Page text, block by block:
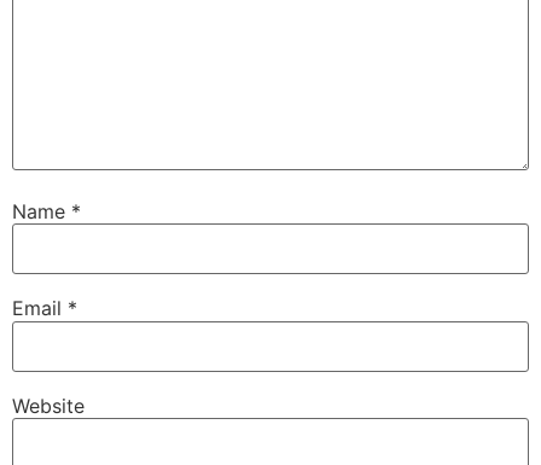
Name *
Email *
Website